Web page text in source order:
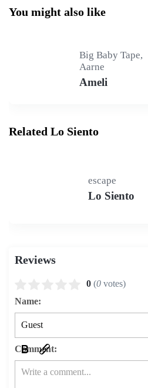
You might also like
Big Baby Tape,
Aarne
Ameli
Related Lo Siento
escape
Lo Siento
Reviews
0 (0 votes)
Name:
Comment: